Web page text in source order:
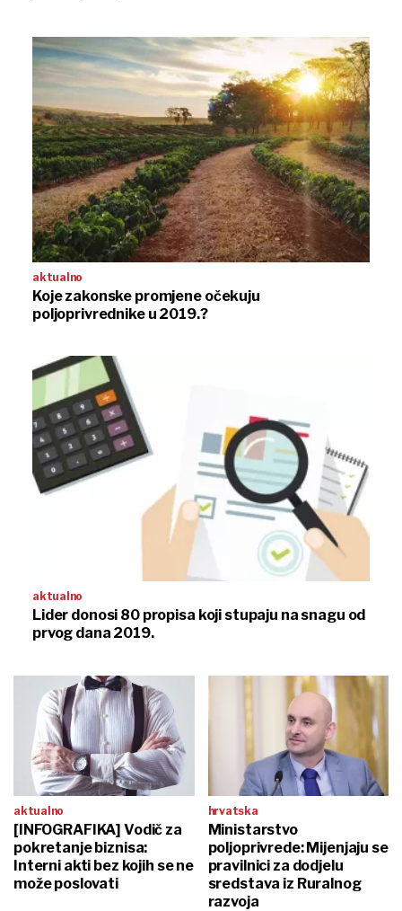
aktualno
Koje zakonske promjene očekuju
poljoprivrednike u 2019.?
aktualno
Lider donosi 80 propisa koji stupaju na snagu od
prvog dana 2019.
aktualno
[INFOGRAFIKA] Vodič za
pokretanje biznisa:
Interni akti bez kojih se ne
može poslovati
hrvatska
Ministarstvo
poljoprivrede: Mijenjaju se
pravilnici za dodjelu
sredstava iz Ruralnog
razvoja